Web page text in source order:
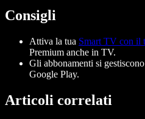
Consigli
Attiva la tua Smart TV con il
Premium anche in TV.
Gli abbonamenti si
Google Play.
Articoli correlati